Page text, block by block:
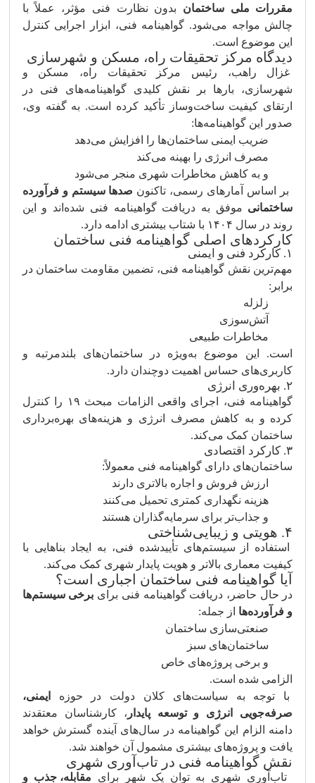
مقررات ملی ساختمان بدون نظارت فنی مؤثر، عملاً با
چالش مواجه می‌شود. گواهینامه فنی، ابزار اجرایی کنترل
این موضوع است.
دیدگاه مرکز تحقیقات راه، مسکن و شهرسازی
غزال راهب، رئیس مرکز تحقیقات راه، مسکن و
شهرسازی، بارها بر نقش کلیدی گواهینامه‌های فنی در
ارتقای کیفیت ساخت‌وساز تأکید کرده است. به گفته وی،
صدور این گواهینامه‌ها:
ضریب ایمنی ساختمان‌ها را افزایش می‌دهد
مصرف انرژی را بهینه می‌کند
و به کاهش مخاطرات شهری منجر می‌شود
بر اساس آمارهای رسمی، تاکنون صدها سیستم و فرآورده
ساختمانی موفق به دریافت گواهینامه فنی شده‌اند و این
روند در سال ۱۴۰۴ با شتاب بیشتری ادامه دارد.
کارکردهای اصلی گواهینامه فنی ساختمان
۱. کارکرد فنی و ایمنی
مهم‌ترین نقش گواهینامه فنی، تضمین مقاومت ساختمان در
برابر:
زلزله
آتش‌سوزی
مخاطرات طبیعی
است. این موضوع به‌ویژه در ساختمان‌های بلندمرتبه و
کاربری‌های حساس اهمیت دوچندان دارد.
۲. بهره‌وری انرژی
گواهینامه فنی، اجرای واقعی الزامات مبحث ۱۹ را کنترل
کرده و به کاهش مصرف انرژی و هزینه‌های بهره‌برداری
ساختمان کمک می‌کند.
۳. کارکرد اقتصادی
ساختمان‌های دارای گواهینامه فنی معمولاً:
ارزش فروش و اجاره بالاتری دارند
هزینه نگهداری کمتری تحمیل می‌کنند
و جذاب‌تر برای سرمایه‌گذاران هستند
۴. هویتی و زیبایی‌شناختی
استفاده از سیستم‌های تأییدشده فنی، به ایجاد بناهایی با
کیفیت معماری بالاتر و هویت پایدار شهری کمک می‌کند.
آیا گواهینامه فنی ساختمان اجباری است؟
در حال حاضر، دریافت گواهینامه فنی برای برخی سیستم‌ها
و فرآورده‌ها از جمله:
صنعتی‌سازی ساختمان
ساختمان‌های سبز
و برخی پروژه‌های خاص
الزامی شده است.
با توجه به سیاست‌های کلان دولت در حوزه
ایمنی،
صرفه‌جویی انرژی و توسعه پایدار ، کارشناسان معتقدند
دامنه الزام این گواهینامه در سال‌های آینده گسترش خواهد
یافت و پروژه‌های بیشتری مشمول آن خواهند شد.
نقش گواهینامه فنی در تاب‌آوری شهری
تاب‌آوری شهری به توان یک شهر برای مقابله، جذب و